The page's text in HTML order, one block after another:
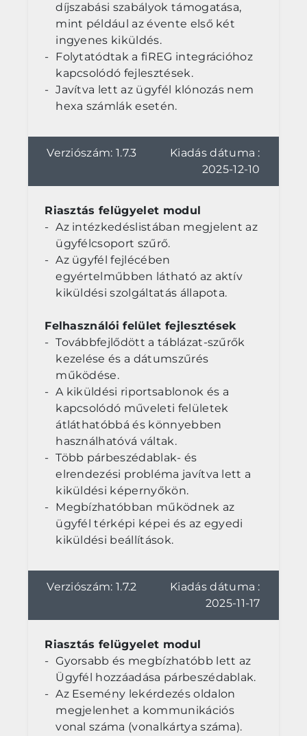
díjszabási szabályok támogatása,
mint például az évente első két
ingyenes kiküldés.
Folytatódtak a fiREG integrációhoz
kapcsolódó fejlesztések.
Javítva lett az ügyfél klónozás nem
hexa számlák esetén.
Verziószám: 1.7.3
Kiadás dátuma :
2025-12-10
Riasztás felügyelet modul
Az intézkedéslistában megjelent az
ügyfélcsoport szűrő.
Az ügyfél fejlécében
egyértelműbben látható az aktív
kiküldési szolgáltatás állapota.
Felhasználói felület fejlesztések
Továbbfejlődött a táblázat-szűrők
kezelése és a dátumszűrés
működése.
A kiküldési riportsablonok és a
kapcsolódó műveleti felületek
átláthatóbbá és könnyebben
használhatóvá váltak.
Több párbeszédablak- és
elrendezési probléma javítva lett a
kiküldési képernyőkön.
Megbízhatóbban működnek az
ügyfél térképi képei és az egyedi
kiküldési beállítások.
Verziószám: 1.7.2
Kiadás dátuma :
2025-11-17
Riasztás felügyelet modul
Gyorsabb és megbízhatóbb lett az
Ügyfél hozzáadása párbeszédablak.
Az Esemény lekérdezés oldalon
megjelenhet a kommunikációs
vonal száma (vonalkártya száma).